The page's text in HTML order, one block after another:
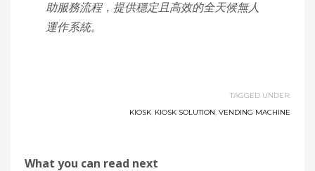
助服務流程，提供穩定且高效的全天候無人
運作系統。
TAGGED UNDER:
KIOSK, KIOSK SOLUTION, VENDING MACHINE
What you can read next